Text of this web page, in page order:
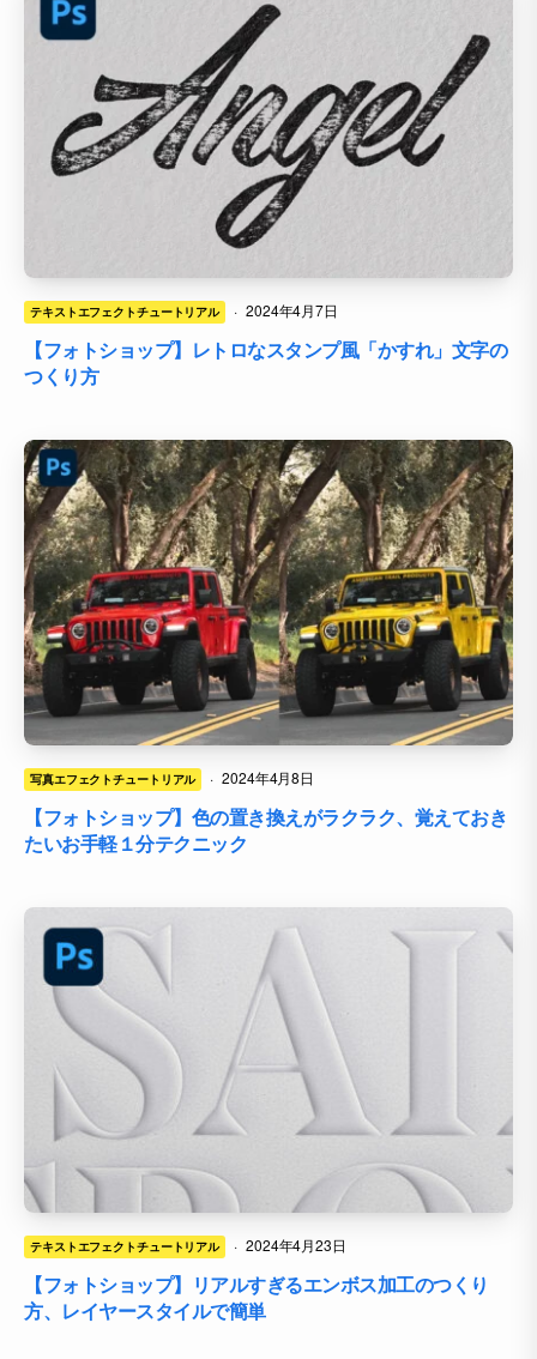
テキストエフェクトチュートリアル · 2024年4月7日
【フォトショップ】レトロなスタンプ風「かすれ」文字の
つくり方
写真エフェクトチュートリアル · 2024年4月8日
【フォトショップ】色の置き換えがラクラク、覚えておき
たいお手軽１分テクニック
テキストエフェクトチュートリアル · 2024年4月23日
【フォトショップ】リアルすぎるエンボス加工のつくり
方、レイヤースタイルで簡単